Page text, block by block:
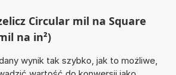
Circular mil na Square
na in²)
wynik tak szybko, jak to możliwe,